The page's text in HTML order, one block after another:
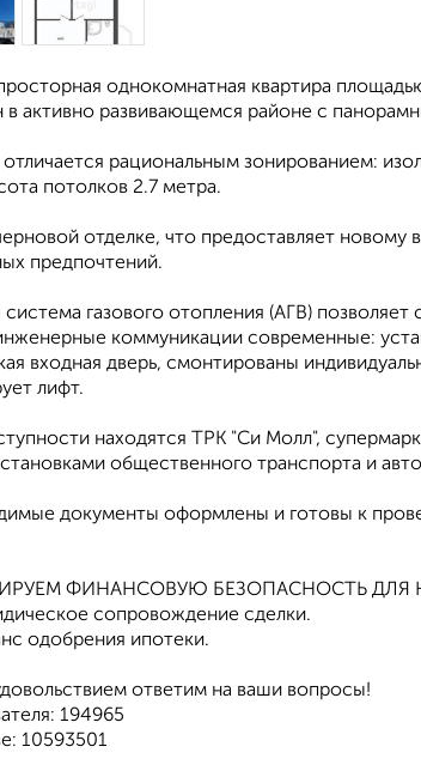
однокомнатная квартира
в активно развивающемся районе с
отличается рациональным зонированием:
потолков 2.7 метра.
отделке, что предоставляет
предпочтений.
газового отопления (АГВ)
коммуникации современные:
входная дверь, смонтированы
лифт.
находятся ТРК "Си Молл",
общественного транспорта и
документы оформлены и готовы к
ФИНАНСОВУЮ БЕЗОПАСНОСТЬ ДЛЯ
сопровождение сделки.
одобрения ипотеки.
ответим на ваши вопросы!
194965
10593501